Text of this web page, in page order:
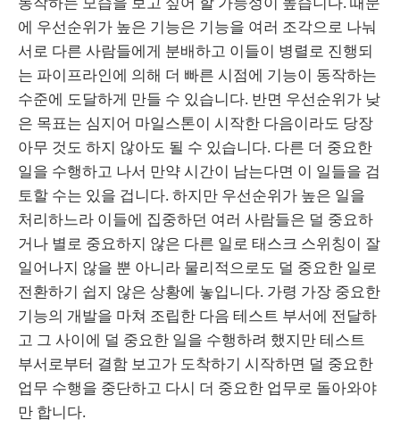
에 우선순위가 높은 기능은 기능을 여러 조각으로 나눠
서로 다른 사람들에게 분배하고 이들이 병렬로 진행되
는 파이프라인에 의해 더 빠른 시점에 기능이 동작하는
수준에 도달하게 만들 수 있습니다. 반면 우선순위가 낮
은 목표는 심지어 마일스톤이 시작한 다음이라도 당장
아무 것도 하지 않아도 될 수 있습니다. 다른 더 중요한
일을 수행하고 나서 만약 시간이 남는다면 이 일들을 검
토할 수는 있을 겁니다. 하지만 우선순위가 높은 일을
처리하느라 이들에 집중하던 여러 사람들은 덜 중요하
거나 별로 중요하지 않은 다른 일로 태스크 스위칭이 잘
일어나지 않을 뿐 아니라 물리적으로도 덜 중요한 일로
전환하기 쉽지 않은 상황에 놓입니다. 가령 가장 중요한
기능의 개발을 마쳐 조립한 다음 테스트 부서에 전달하
고 그 사이에 덜 중요한 일을 수행하려 했지만 테스트
부서로부터 결함 보고가 도착하기 시작하면 덜 중요한
업무 수행을 중단하고 다시 더 중요한 업무로 돌아와야
만 합니다.